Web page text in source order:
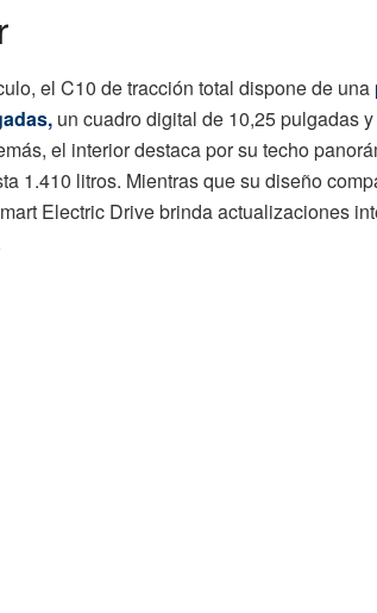
el C10 de tracción total dispone de una
un cuadro digital de 10,25 pulgadas
el interior destaca por su techo
1.410 litros. Mientras que su diseño
Electric Drive brinda actualizaciones